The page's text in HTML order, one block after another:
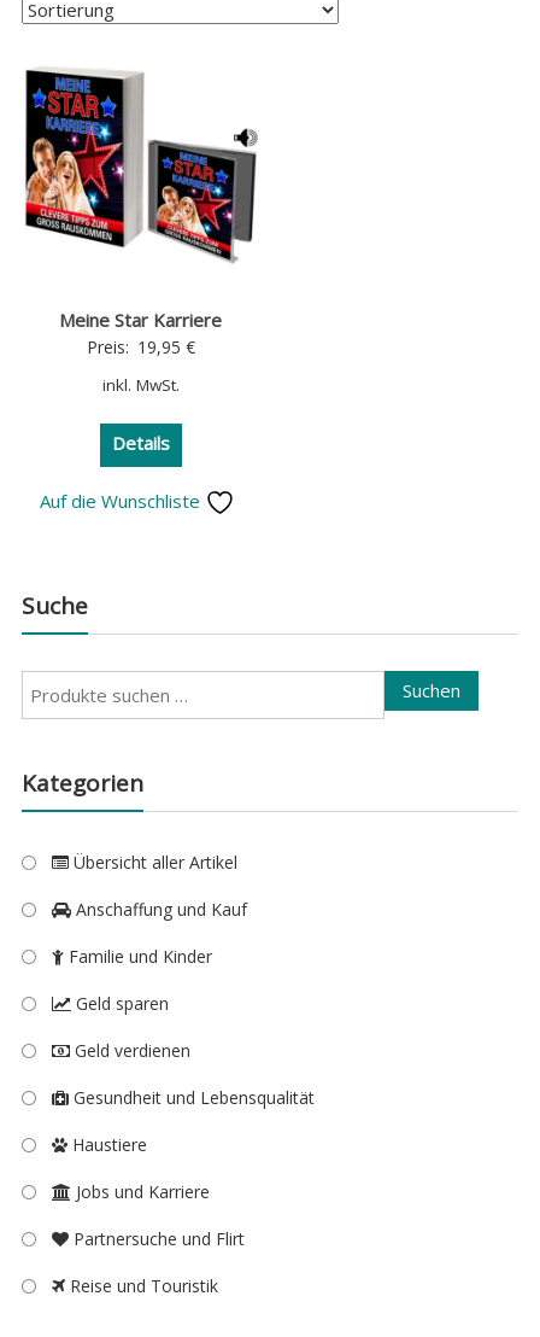
Meine Star Karriere
Preis: 19,95 €
inkl. MwSt.
Details
Auf die Wunschliste
Suche
Suchen
nach:
Suchen
Kategorien
Übersicht aller Artikel
Anschaffung und Kauf
Familie und Kinder
Geld sparen
Geld verdienen
Gesundheit und Lebensqualität
Haustiere
Jobs und Karriere
Partnersuche und Flirt
Reise und Touristik